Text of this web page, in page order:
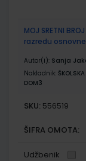
MOJ SRETNI
razredu
Autor(i): Sanja
Nakladnik:
DOM3
SKU: 556519
ŠIFRA OMOTA:
Udžbenik